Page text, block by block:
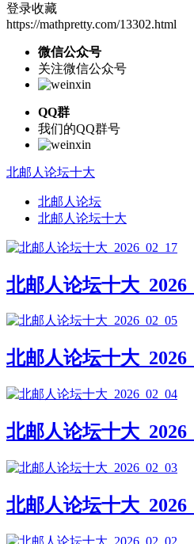
登录收藏
https://mathpretty.com/13302.html
微信公众号
关注微信公众号
QQ群
我们的QQ群号
北邮人论坛十大
北邮人论坛
北邮人论坛十大
北邮人论坛十大
北邮人论坛十大
北邮人论坛十大
北邮人论坛十大